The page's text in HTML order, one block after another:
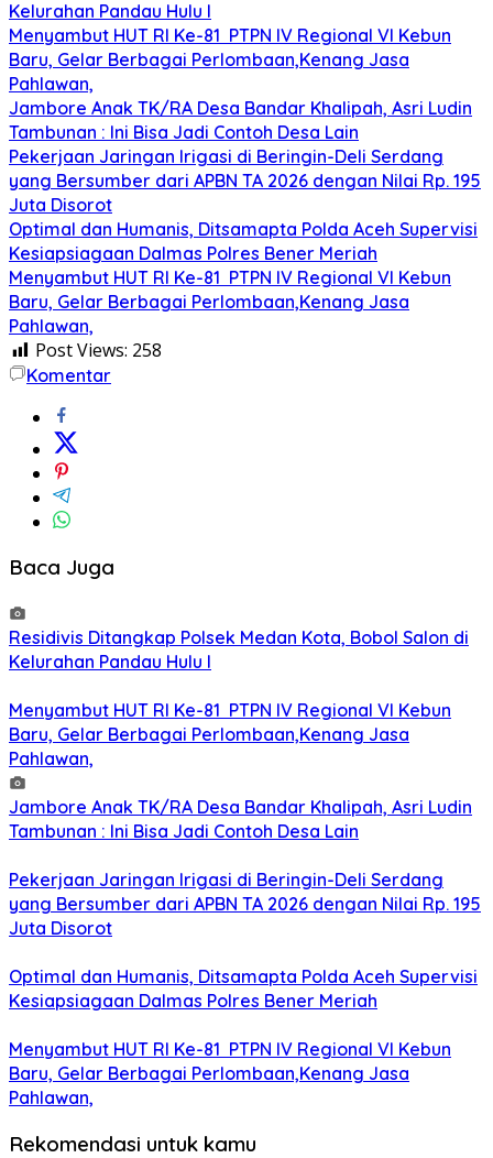
Kelurahan Pandau Hulu I
Menyambut HUT RI Ke-81 PTPN IV Regional VI Kebun
Baru, Gelar Berbagai Perlombaan,Kenang Jasa
Pahlawan,
Jambore Anak TK/RA Desa Bandar Khalipah, Asri Ludin
Tambunan : Ini Bisa Jadi Contoh Desa Lain
Pekerjaan Jaringan Irigasi di Beringin-Deli Serdang
yang Bersumber dari APBN TA 2026 dengan Nilai Rp. 195
Juta Disorot
Optimal dan Humanis, Ditsamapta Polda Aceh Supervisi
Kesiapsiagaan Dalmas Polres Bener Meriah
Menyambut HUT RI Ke-81 PTPN IV Regional VI Kebun
Baru, Gelar Berbagai Perlombaan,Kenang Jasa
Pahlawan,
Post Views: 258
Komentar
Baca Juga
Residivis Ditangkap Polsek Medan Kota, Bobol Salon di
Kelurahan Pandau Hulu I
Menyambut HUT RI Ke-81 PTPN IV Regional VI Kebun
Baru, Gelar Berbagai Perlombaan,Kenang Jasa
Pahlawan,
Jambore Anak TK/RA Desa Bandar Khalipah, Asri Ludin
Tambunan : Ini Bisa Jadi Contoh Desa Lain
Pekerjaan Jaringan Irigasi di Beringin-Deli Serdang
yang Bersumber dari APBN TA 2026 dengan Nilai Rp. 195
Juta Disorot
Optimal dan Humanis, Ditsamapta Polda Aceh Supervisi
Kesiapsiagaan Dalmas Polres Bener Meriah
Menyambut HUT RI Ke-81 PTPN IV Regional VI Kebun
Baru, Gelar Berbagai Perlombaan,Kenang Jasa
Pahlawan,
Rekomendasi untuk kamu